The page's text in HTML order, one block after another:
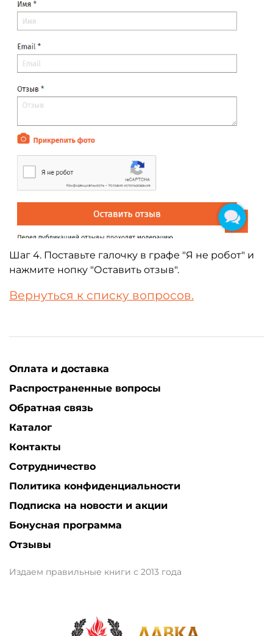
Шаг 4. Поставьте галочку в графе "Я не робот" и
нажмите нопку "Оставить отзыв".
Вернуться к списку вопросов.
Оплата и доставка
Распространенные вопросы
Обратная связь
Каталог
Контакты
Сотрудничество
Политика конфиденциальности
Подписка на новости и акции
Бонусная программа
Отзывы
Издаем правильные книги с 2013 года